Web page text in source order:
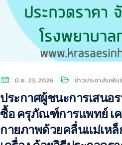
มิ.ย. 23, 2026 ข่าวประชาสัมพัน
ประกาศผู้ชนะการเสนอ
ซื้อ ครุภัณฑ์การแพทย์ เค
กายภาพด้วยคลื่นแม่เห